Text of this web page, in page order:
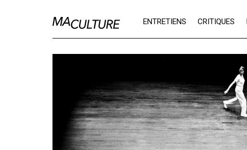
Ma Culture ENTRETIENS CRITIQUES